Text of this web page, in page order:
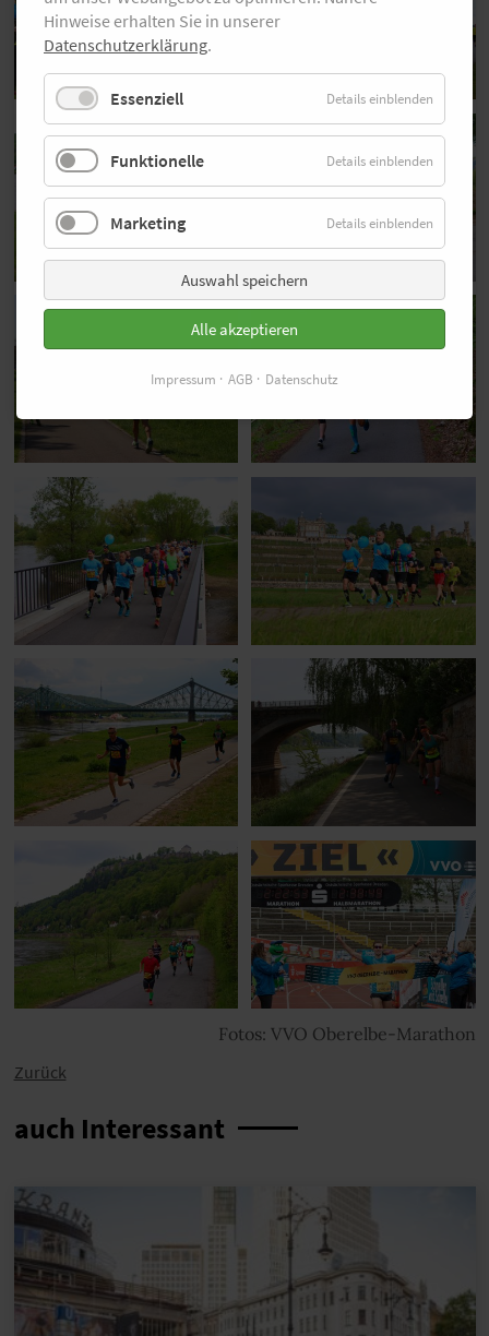
Fotos: VVO Oberelbe-Marathon
Zurück
auch Interessant
Hinweise erhalten Sie in unserer
Datenschutzerklärung.
Essenziell Details einblenden
Funktionelle Details einblenden
Marketing Details einblenden
Auswahl speichern
Alle akzeptieren
Impressum AGB Datenschutz